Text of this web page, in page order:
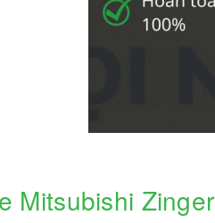
Mitsubishi Zinger